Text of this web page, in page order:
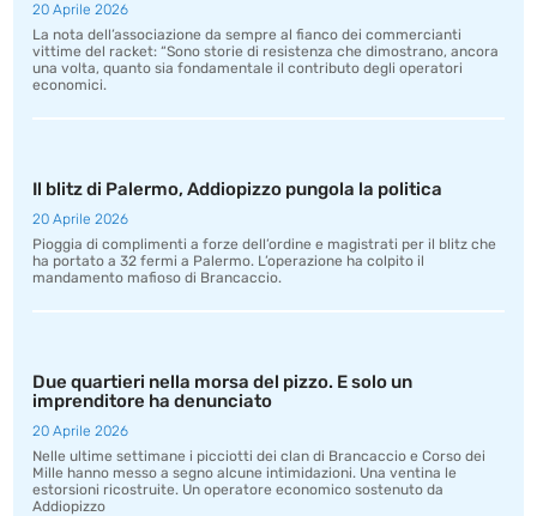
20 Aprile 2026
La nota dell’associazione da sempre al fianco dei commercianti
vittime del racket: “Sono storie di resistenza che dimostrano, ancora
una volta, quanto sia fondamentale il contributo degli operatori
economici.
Il blitz di Palermo, Addiopizzo pungola la politica
20 Aprile 2026
Pioggia di complimenti a forze dell’ordine e magistrati per il blitz che
ha portato a 32 fermi a Palermo. L’operazione ha colpito il
mandamento mafioso di Brancaccio.
Due quartieri nella morsa del pizzo. E solo un
imprenditore ha denunciato
20 Aprile 2026
Nelle ultime settimane i picciotti dei clan di Brancaccio e Corso dei
Mille hanno messo a segno alcune intimidazioni. Una ventina le
estorsioni ricostruite. Un operatore economico sostenuto da
Addiopizzo